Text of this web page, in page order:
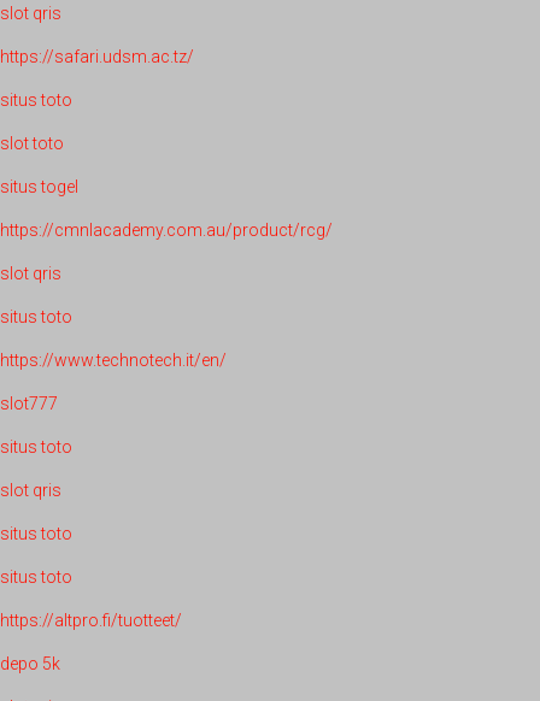
slot qris
https://safari.udsm.ac.tz/
situs toto
slot toto
situs togel
https://cmnlacademy.com.au/product/rcg/
slot qris
situs toto
https://www.technotech.it/en/
slot777
situs toto
slot qris
situs toto
situs toto
https://altpro.fi/tuotteet/
depo 5k